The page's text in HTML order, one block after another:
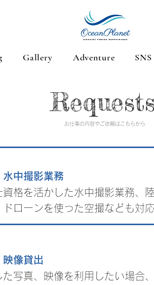
Gallery Adventure SNS
​お仕事の内容やご依頼はこちらから
水中撮影業務
資格を活かした水中撮影業務、
ドローンを使った空撮なども対
映像貸出
た写真、映像を利用したい場合